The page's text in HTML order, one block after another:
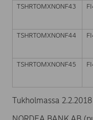
TSHRTOMXNONF43
TSHRTOMXNONF44
TSHRTOMXNONF45
Tukholmassa 2.2.2018